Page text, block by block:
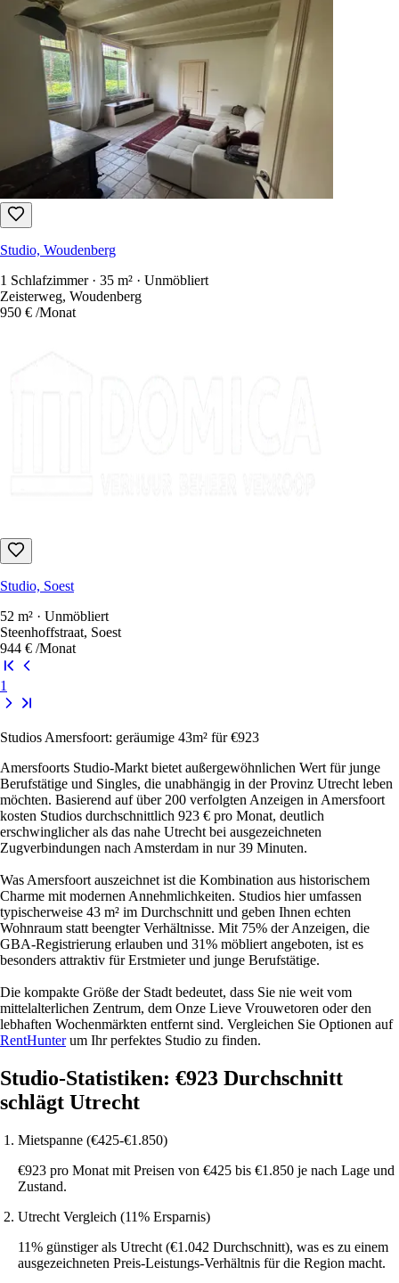
Studio, Woudenberg
1 Schlafzimmer · 35 m² · Unmöbliert
Zeisterweg, Woudenberg
950 € /Monat
Studio, Soest
52 m² · Unmöbliert
Steenhoffstraat, Soest
944 € /Monat
1
Studios Amersfoort: geräumige 43m² für €923
Amersfoorts Studio-Markt bietet außergewöhnlichen Wert für junge
Berufstätige und Singles, die unabhängig in der Provinz Utrecht leben
möchten. Basierend auf über 200 verfolgten Anzeigen in Amersfoort
kosten Studios durchschnittlich 923 € pro Monat, deutlich
erschwinglicher als das nahe Utrecht bei ausgezeichneten
Zugverbindungen nach Amsterdam in nur 39 Minuten.
Was Amersfoort auszeichnet ist die Kombination aus historischem
Charme mit modernen Annehmlichkeiten. Studios hier umfassen
typischerweise 43 m² im Durchschnitt und geben Ihnen echten
Wohnraum statt beengter Verhältnisse. Mit 75% der Anzeigen, die
GBA-Registrierung erlauben und 31% möbliert angeboten, ist es
besonders attraktiv für Erstmieter und junge Berufstätige.
Die kompakte Größe der Stadt bedeutet, dass Sie nie weit vom
mittelalterlichen Zentrum, dem Onze Lieve Vrouwetoren oder den
lebhaften Wochenmärkten entfernt sind. Vergleichen Sie Optionen auf
RentHunterum Ihr perfektes Studio zu finden.
Studio-Statistiken: €923 Durchschnitt
schlägt Utrecht
Mietspanne (€425-€1.850)
€923 pro Monat mit Preisen von €425 bis €1.850 je nach Lage und
Zustand.
Utrecht Vergleich (11% Ersparnis)
11% günstiger als Utrecht (€1.042 Durchschnitt), was es zu einem
ausgezeichneten Preis-Leistungs-Verhältnis für die Region macht.